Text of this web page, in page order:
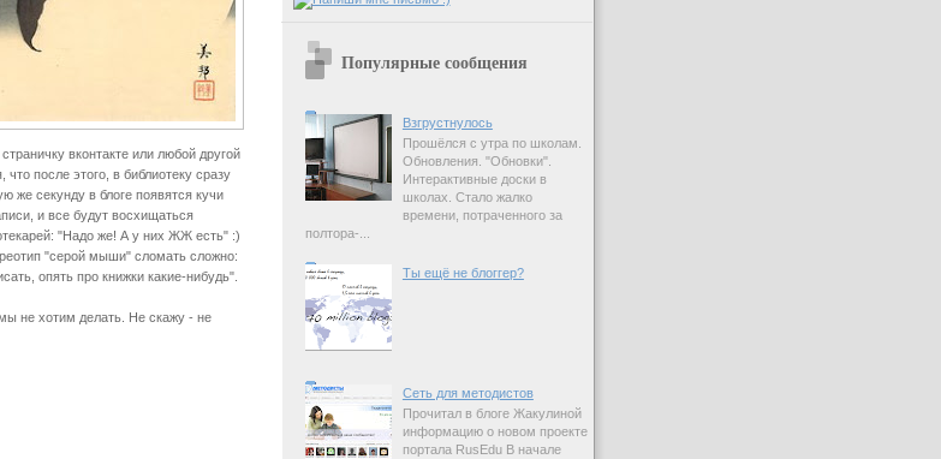
вконтакте или любой другой
после этого, в библиотеку сразу
же секунду в блоге появятся кучи
и все будут восхищаться
"Надо же! А у них ЖЖ есть" :)
"серой мыши" сломать сложно:
опять про книжки какие-нибудь".
не хотим делать. Не скажу - не
Популярные сообщения
Взгрустнулось
Прошёлся с утра по школам.
Обновления. "Обновки".
Интерактивные доски в
школах. Стало жалко
времени, потраченного за
полтора-...
Ты ещё не блоггер?
Сеть для методистов
Прочитал в блоге Жакулиной
информацию о новом проекте
портала RusEdu В начале